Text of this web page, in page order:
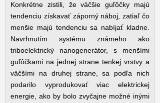
Konkrétne zistili, že väčšie guľôčky majú
tendenciu získavať záporný náboj, zatiaľ čo
menšie majú tendenciu sa nabíjať kladne.
Navrhnutím systému známeho ako
triboelektrický nanogenerátor, s menšími
guľôčkami na jednej strane tenkej vrstvy a
väčšími na druhej strane, sa podľa nich
podarilo vyprodukovať viac elektrickej
energie, ako by bolo zvyčajne možné inými